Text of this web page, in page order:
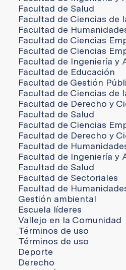
Facultad de Salud
Facultad de Ciencias de
Facultad de
Facultad de Ciencias
Facultad de Ciencias
Facultad de Ingeniería y
Facultad de Educación
Facultad de Gestión
Facultad de Ciencias de
Facultad de Derecho y
Facultad de Salud
Facultad de Ciencias
Facultad de Derecho y
Facultad de
Facultad de Ingeniería y
Facultad de Salud
Facultad de Sectoriales
Facultad de
Gestión ambiental
Escuela líderes
Vallejo en la Comunidad
Términos de uso
Términos de uso
Deporte
Derecho